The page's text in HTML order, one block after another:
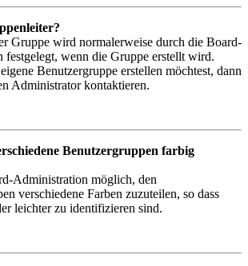
Gruppe wird normalerweise durch die Board-
festgelegt, wenn die Gruppe erstellt wird.
Benutzergruppe erstellen möchtest, dann
Administrator kontaktieren.
Benutzergruppen farbig
Administration möglich, den
verschiedene Farben zuzuteilen, so dass
leichter zu identifizieren sind.